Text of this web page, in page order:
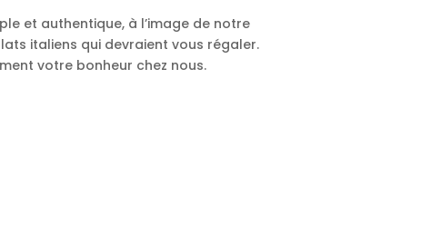
et authentique, à l’image de notre
italiens qui devraient vous régaler.
votre bonheur chez nous.